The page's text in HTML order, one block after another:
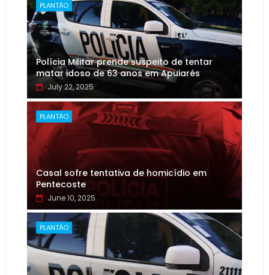
PLANTÃO
Polícia Militar prende suspeito de tentar
matar idoso de 63 anos em Apuiarés
July 22, 2025
PLANTÃO
Casal sofre tentativa de homicídio em
Pentecoste
June 10, 2025
PLANTÃO